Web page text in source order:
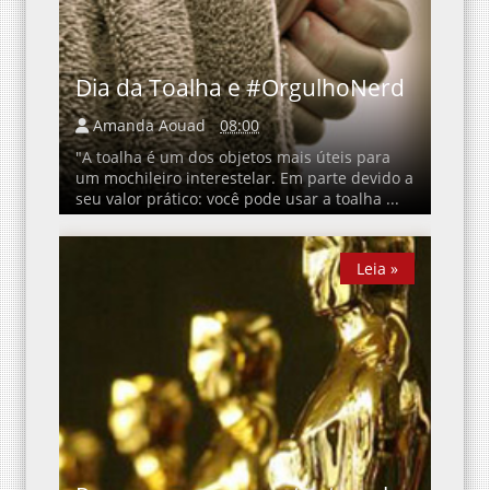
Dia da Toalha e #OrgulhoNerd
Amanda Aouad
08:00
"A toalha é um dos objetos mais úteis para
um mochileiro interestelar. Em parte devido a
seu valor prático: você pode usar a toalha ...
Leia »
Leia »